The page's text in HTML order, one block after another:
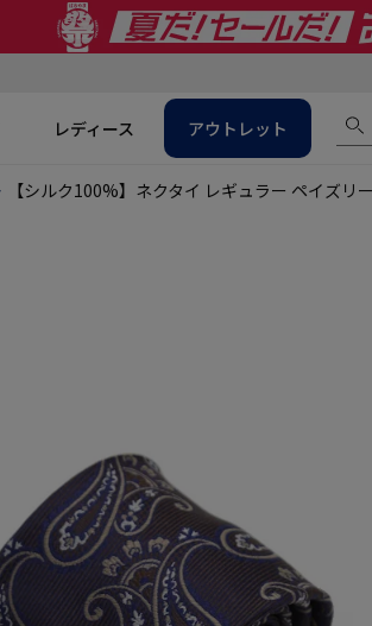
レディース アウトレット
【シルク100%】ネクタイ レギュラー ペイズリ